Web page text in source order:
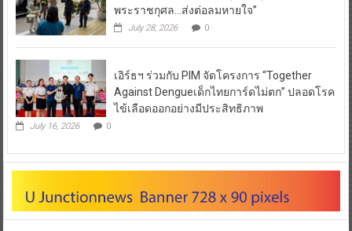
พระราชกุศล…ส่งต่อลมหายใจ”
July 28, 2026 0
เอิร์ธฯ ร่วมกับ PIM จัดโครงการ “Together
Against Dengueเด็กไทยการ์ดไม่ตก” ปลอดโรค
ไข้เลือดออกอย่างมีประสิทธิภาพ
July 16, 2026 0